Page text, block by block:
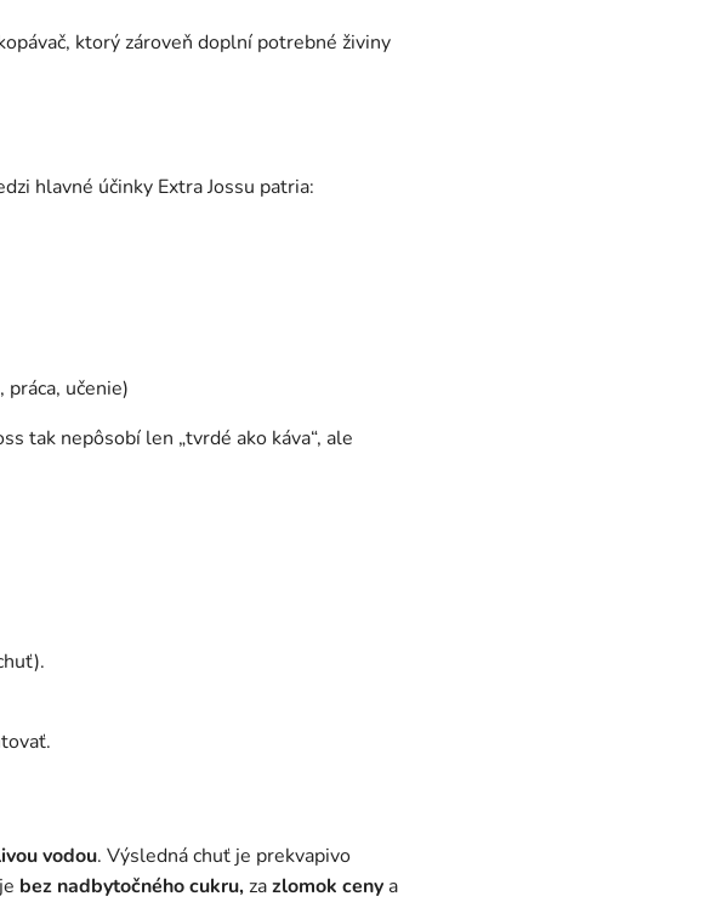
ktorý zároveň doplní potrebné živiny
hlavné účinky Extra Jossu patria:
práca, učenie)
tak nepôsobí len „tvrdé ako káva“, ale
vodou. Výsledná chuť je prekvapivo
bez nadbytočného cukru,zazlomok ceny a